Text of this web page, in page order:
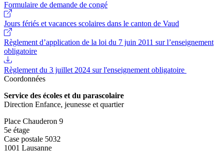
Formulaire de demande de congé
Jours fériés et vacances scolaires dans le canton de Vaud
Règlement d’application de la loi du 7 juin 2011 sur l’enseignement
obligatoire
Règlement du 3 juillet 2024 sur l'enseignement obligatoire
Coordonnées
Service des écoles et du parascolaire
Direction Enfance, jeunesse et quartier
Place Chauderon 9
5e étage
Case postale 5032
1001 Lausanne